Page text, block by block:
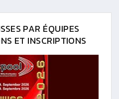
PAR ÉQUIPES
ET INSCRIPTIONS